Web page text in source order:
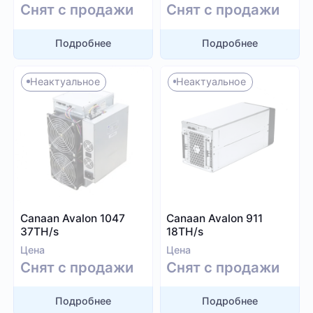
Снят с продажи
Подробнее
Снят с продажи
Подробнее
Неактуальное
Canaan Avalon 1047
37TH/s
Цена
Снят с продажи
Подробнее
Неактуальное
Canaan Avalon 911
18TH/s
Цена
Снят с продажи
Подробнее